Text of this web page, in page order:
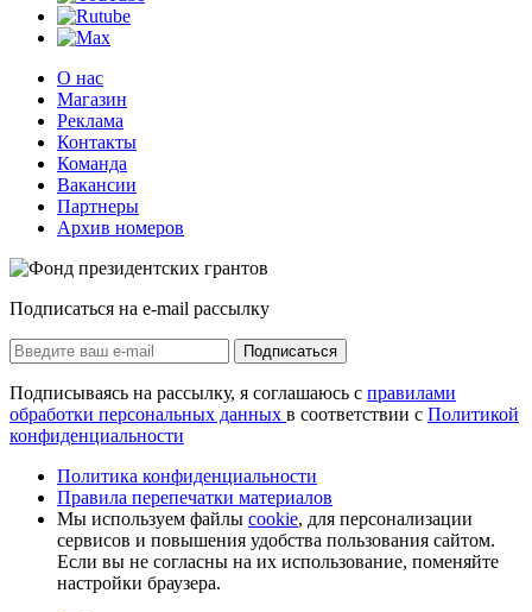
О нас
Магазин
Реклама
Контакты
Команда
Вакансии
Партнеры
Архив номеров
Подписаться на e-mail рассылку
Подписаться
Подписываясь на рассылку, я соглашаюсь с правилами
обработки персональных данных в соответствии с Политикой
конфиденциальности
Политика конфиденциальности
Правила перепечатки материалов
Мы используем файлы cookie, для персонализации
сервисов и повышения удобства пользования сайтом.
Если вы не согласны на их использование, поменяйте
настройки браузера.